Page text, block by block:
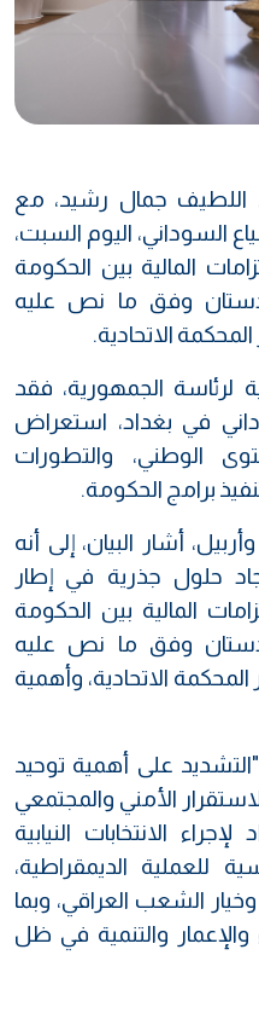
اللطيف جمال رشيد، مع
السوداني، اليوم السبت،
المالية بين الحكومة
وفق ما نص عليه
الاتحادية.
لرئاسة الجمهورية، فقد
في بغداد، استعراض
الوطني، والتطورات
برامج الحكومة.
أشار البيان، إلى أنه
حلول جذرية في إطار
المالية بين الحكومة
وفق ما نص عليه
الاتحادية، وأهمية
على أهمية توحيد
الأمني والمجتمعي
الانتخابات النيابية
للعملية الديمقراطية،
الشعب العراقي، وبما
والتنمية في ظل